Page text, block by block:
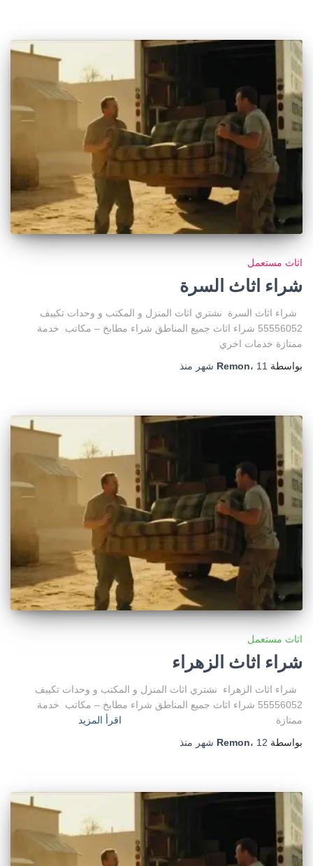
اثاث مستعمل
شراء اثاث السرة
شراء اثاث السرة نشتري اثاث المنزل و المكتب و وحدات تكييف
55556052 شراء اثاث جميع المناطق شراء مطابخ – مكاتب خدمة
ممتازة خدمات اخري
بواسطة
Remon، 11 شهر منذ
اثاث مستعمل
شراء اثاث الزهراء
شراء اثاث الزهراء نشتري اثاث المنزل و المكتب و وحدات تكييف
55556052 شراء اثاث جميع المناطق شراء مطابخ – مكاتب خدمة
ممتازة
اقرأ المزيد
بواسطة
Remon، 12 شهر منذ